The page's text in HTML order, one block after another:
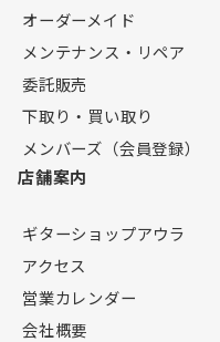
オーダーメイド
メンテナンス・リペア
委託販売
下取り・買い取り
メンバーズ（会員登録）
店舗案内
ギターショップアウラ
アクセス
営業カレンダー
会社概要